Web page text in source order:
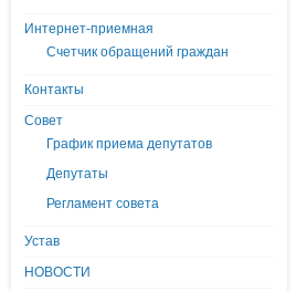
Интернет-приемная
Счетчик обращений граждан
Контакты
Совет
График приема депутатов
Депутаты
Регламент совета
Устав
НОВОСТИ